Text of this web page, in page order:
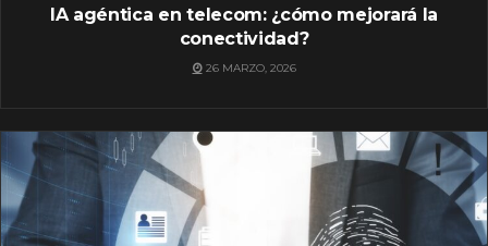
IA agéntica en telecom: ¿cómo mejorará la
conectividad?
26 MARZO, 2026